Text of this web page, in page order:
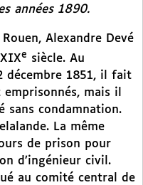
années 1890.
Alexandre Devé
e siècle. Au
décembre 1851, il fait
mais il
sans condamnation.
La même
de prison pour
d’ingénieur civil.
au comité central de